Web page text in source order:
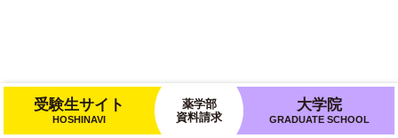
受験生サイト
HOSHINAVI
薬学部
資料請求
大学院
GRADUATE SCHOOL